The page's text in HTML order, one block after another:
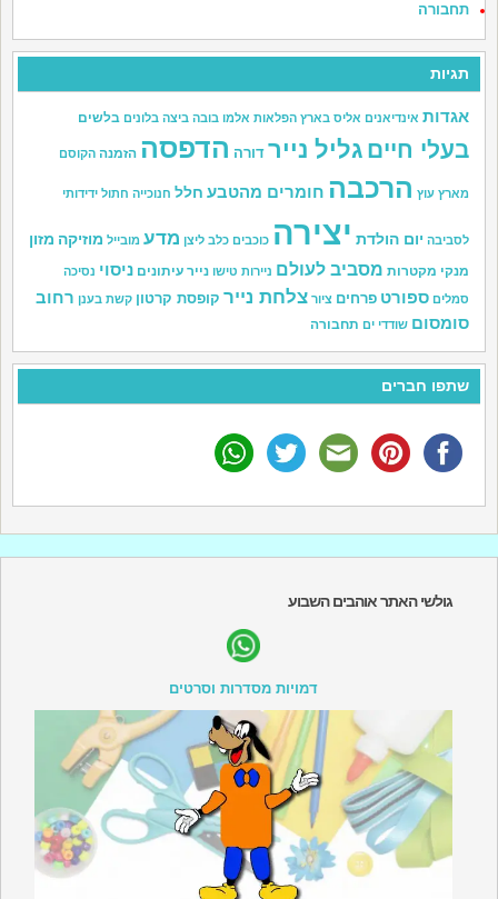
תחבורה
תגיות
אגדות אינדיאנים אליס בארץ הפלאות אלמו בובה ביצה בלונים בלשים
בעלי חיים גליל נייר דורה הדפסה הזמנה הקוסם
מארץ עוץ הרכבה חומרים מהטבע חלל חנוכייה חתול ידידותי
לסביבה יום הולדת יצירה כוכבים כלב ליצן מדע מובייל מוזיקה מזון
מנקי מקטרות מסביב לעולם ניירות טישו נייר עיתונים ניסוי נסיכה
סמלים ספורט פרחים ציור צלחת נייר קופסת קרטון קשת בענן רחוב
סומסום שודדי ים תחבורה
שתפו חברים
גולשי האתר אוהבים השבוע
דמויות מסדרות וסרטים